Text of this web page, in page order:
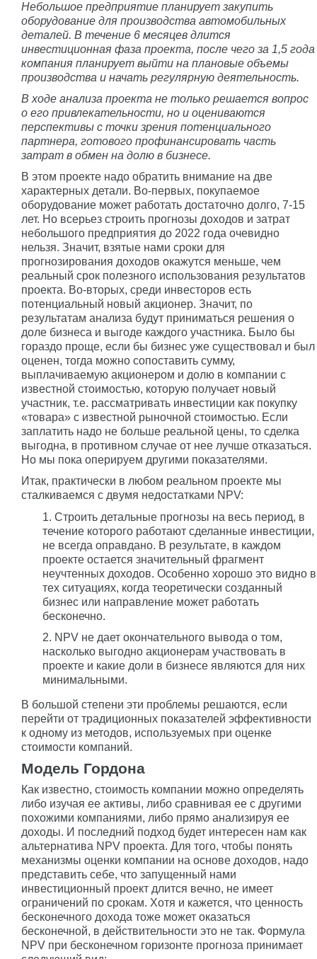
Небольшое предприятие планирует закупить
оборудование для производства автомобильных
деталей. В течение 6 месяцев длится
инвестиционная фаза проекта, после чего за 1,5 года
компания планирует выйти на плановые объемы
производства и начать регулярную деятельность.
В ходе анализа проекта не только решается вопрос
о его привлекательности, но и оцениваются
перспективы с точки зрения потенциального
партнера, готового профинансировать часть
затрат в обмен на долю в бизнесе.
В этом проекте надо обратить внимание на две
характерных детали. Во-первых, покупаемое
оборудование может работать достаточно долго, 7-15
лет. Но всерьез строить прогнозы доходов и затрат
небольшого предприятия до 2022 года очевидно
нельзя. Значит, взятые нами сроки для
прогнозирования доходов окажутся меньше, чем
реальный срок полезного использования результатов
проекта. Во-вторых, среди инвесторов есть
потенциальный новый акционер. Значит, по
результатам анализа будут приниматься решения о
доле бизнеса и выгоде каждого участника. Было бы
гораздо проще, если бы бизнес уже существовал и был
оценен, тогда можно сопоставить сумму,
выплачиваемую акционером и долю в компании с
известной стоимостью, которую получает новый
участник, т.е. рассматривать инвестиции как покупку
«товара» с известной рыночной стоимостью. Если
заплатить надо не больше реальной цены, то сделка
выгодна, в противном случае от нее лучше отказаться.
Но мы пока оперируем другими показателями.
Итак, практически в любом реальном проекте мы
сталкиваемся с двумя недостатками NPV:
1. Строить детальные прогнозы на весь период, в
течение которого работают сделанные инвестиции,
не всегда оправдано. В результате, в каждом
проекте остается значительный фрагмент
неучтенных доходов. Особенно хорошо это видно в
тех ситуациях, когда теоретически созданный
бизнес или направление может работать
бесконечно.
2. NPV не дает окончательного вывода о том,
насколько выгодно акционерам участвовать в
проекте и какие доли в бизнесе являются для них
минимальными.
В большой степени эти проблемы решаются, если
перейти от традиционных показателей эффективности
к одному из методов, используемых при оценке
стоимости компаний.
Модель Гордона
Как известно, стоимость компании можно определять
либо изучая ее активы, либо сравнивая ее с другими
похожими компаниями, либо прямо анализируя ее
доходы. И последний подход будет интересен нам как
альтернатива NPV проекта. Для того, чтобы понять
механизмы оценки компании на основе доходов, надо
представить себе, что запущенный нами
инвестиционный проект длится вечно, не имеет
ограничений по срокам. Хотя и кажется, что ценность
бесконечного дохода тоже может оказаться
бесконечной, в действительности это не так. Формула
NPV при бесконечном горизонте прогноза принимает